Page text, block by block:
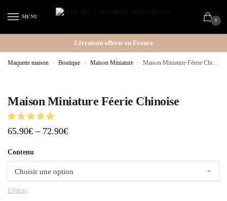
MENU
0
Livraison offerte en France
Maquette maison » Boutique » Maison Miniature » Maison Miniature Féerie Chinoise
Maison Miniature Féerie Chinoise
65.90€ – 72.90€
Contenu
Effacer